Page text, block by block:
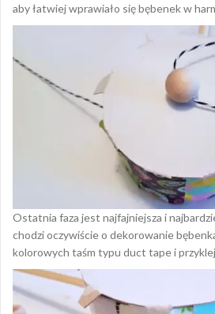
aby łatwiej wprawiało się bębenek w
Ostatnia faza jest najfajniejsza i
chodzi oczywiście o dekorowanie
kolorowych taśm typu duct tape i